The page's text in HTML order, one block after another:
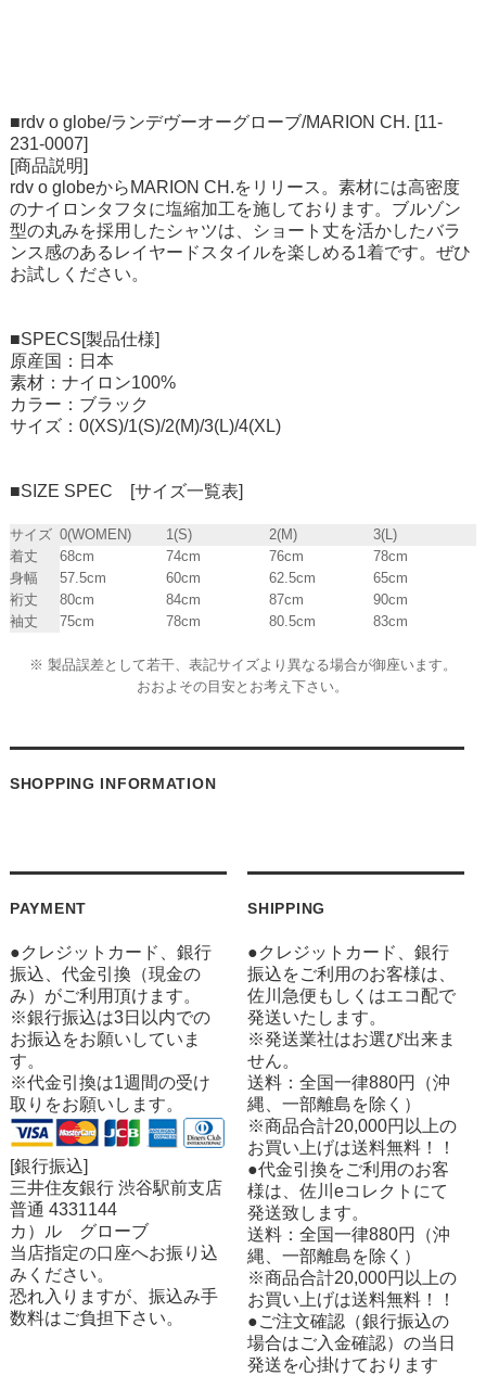
■rdv o globe/ランデヴーオーグローブ/MARION CH. [11-
231-0007]
[商品説明]
rdv o globeからMARION CH.をリリース。素材には高密度
のナイロンタフタに塩縮加工を施しております。ブルゾン
型の丸みを採用したシャツは、ショート丈を活かしたバラ
ンス感のあるレイヤードスタイルを楽しめる1着です。ぜひ
お試しください。
■SPECS[製品仕様]
原産国：日本
素材：ナイロン100%
カラー：ブラック
サイズ：0(XS)/1(S)/2(M)/3(L)/4(XL)
■SIZE SPEC [サイズ一覧表]
サイズ 0(WOMEN) 1(S) 2(M)
3(L)
着丈
68cm 74cm 76cm
78cm
身幅
57.5cm 60cm 62.5cm
65cm
裄丈
80cm 84cm 87cm
90cm
袖丈
75cm 78cm 80.5cm 83cm
※ 製品誤差として若干、表記サイズより異なる場合が御座います。
おおよその目安とお考え下さい。
SHOPPING INFORMATION
PAYMENT
●クレジットカード、銀行
振込、代金引換（現金の
み）がご利用頂けます。
※銀行振込は3日以内での
お振込をお願いしていま
す。
※代金引換は1週間の受け
取りをお願いします。
[銀行振込]
三井住友銀行 渋谷駅前支店
普通 4331144
カ）ル グローブ
当店指定の口座へお振り込
みください。
恐れ入りますが、振込み手
数料はご負担下さい。
SHIPPING
●クレジットカード、銀行
振込をご利用のお客様は、
佐川急便もしくはエコ配で
発送いたします。
※発送業社はお選び出来ま
せん。
送料：全国一律880円（沖
縄、一部離島を除く）
※商品合計20,000円以上の
お買い上げは送料無料！！
●代金引換をご利用のお客
様は、佐川eコレクトにて
発送致します。
送料：全国一律880円（沖
縄、一部離島を除く）
※商品合計20,000円以上の
お買い上げは送料無料！！
●ご注文確認（銀行振込の
場合はご入金確認）の当日
発送を心掛けております